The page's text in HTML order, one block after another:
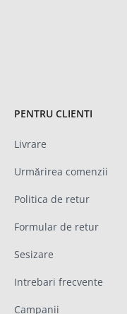
PENTRU CLIENTI
Livrare
Urmărirea comenzii
Politica de retur
Formular de retur
Sesizare
Intrebari frecvente
Campanii